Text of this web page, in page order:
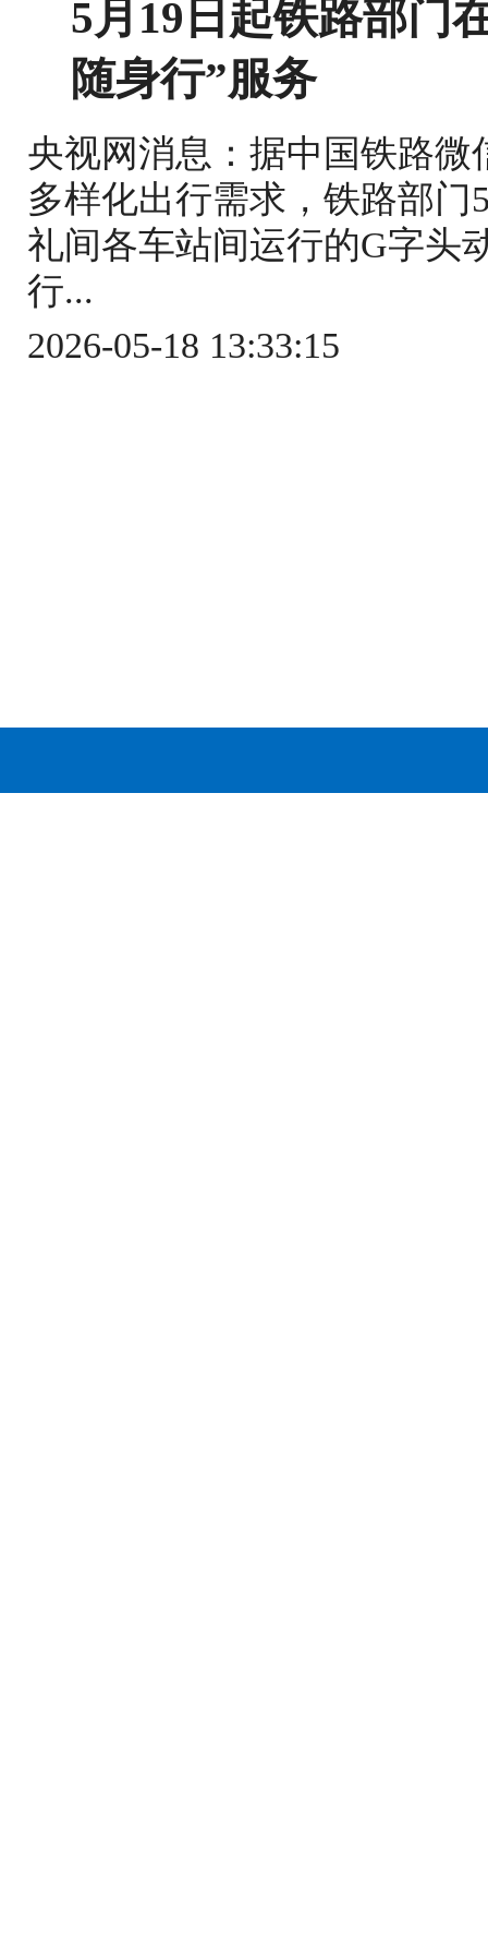
5月19日起铁路部门
随身行”服务
央视网消息：据中国铁路
多样化出行需求，铁路部门
礼间各车站间运行的G字头
行...
2026-05-18 13:33:15